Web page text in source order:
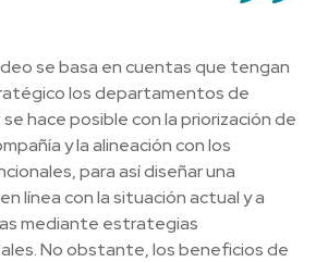
se basa en cuentas que tengan
los departamentos de
hace posible con la priorización de
y la alineación con los
para así diseñar una
línea con la situación actual y a
mediante estrategias
No obstante, los beneficios de